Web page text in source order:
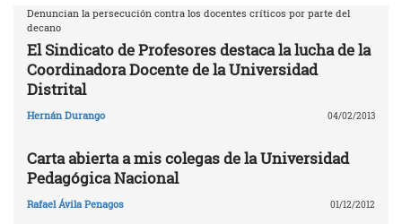
Denuncian la persecución contra los docentes críticos por parte del
decano
El Sindicato de Profesores destaca la lucha de la
Coordinadora Docente de la Universidad
Distrital
Hernán Durango 04/02/2013
Carta abierta a mis colegas de la Universidad
Pedagógica Nacional
Rafael Ávila Penagos 01/12/2012